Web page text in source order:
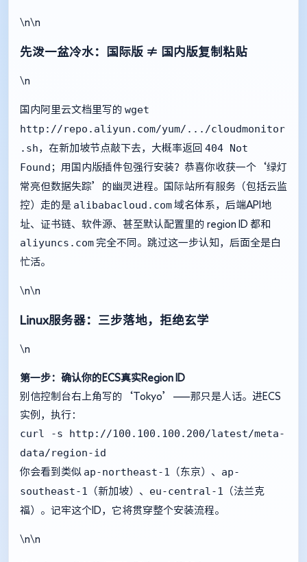
\n\n
先泼一盆冷水：国际版 ≠ 国内版复制粘贴
\n
国内阿里云文档里写的 wget
http://repo.aliyun.com/yum/.../cloudmonitor
.sh ，在新加坡节点敲下去，大概率返回 404 Not
Found ；用国内版插件包强行安装？恭喜你收获一个‘绿灯
常亮但数据失踪’的幽灵进程。国际站所有服务（包括云监
控）走的是 alibabacloud.com 域名体系，后端API地
址、证书链、软件源、甚至默认配置里的 region ID 都和
aliyuncs.com 完全不同。跳过这一步认知，后面全是白
忙活。
\n\n
Linux服务器：三步落地，拒绝玄学
\n
第一步：确认你的ECS真实Region ID
别信控制台右上角写的‘Tokyo’——那只是人话。进ECS
实例，执行：
curl -s http://100.100.100.200/latest/meta-
data/region-id
你会看到类似 ap-northeast-1 （东京）、 ap-
southeast-1 （新加坡）、 eu-central-1 （法兰克
福）。记牢这个ID，它将贯穿整个安装流程。
\n\n